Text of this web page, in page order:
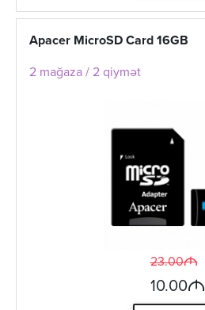
Apacer MicroSD Card 16GB
2 mağaza / 2 qiymət
23.00M
10.00M